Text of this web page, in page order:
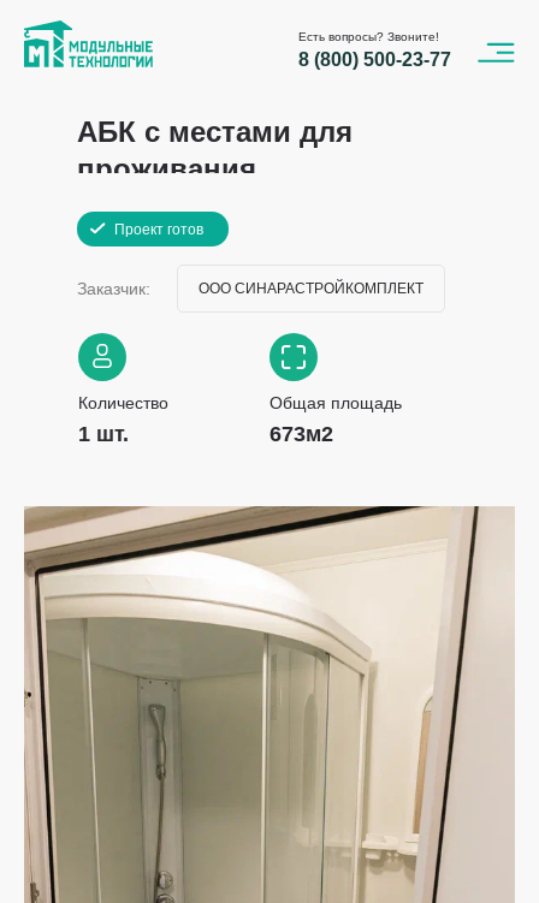
Есть вопросы? Звоните!
8 (800) 500-23-77
АБК с местами для
проживания
673м2
Общая площадь
Заказчик: ООО СИНАРАСТРОЙКОМПЛЕКТ
1 шт.
Количество
Проект готов